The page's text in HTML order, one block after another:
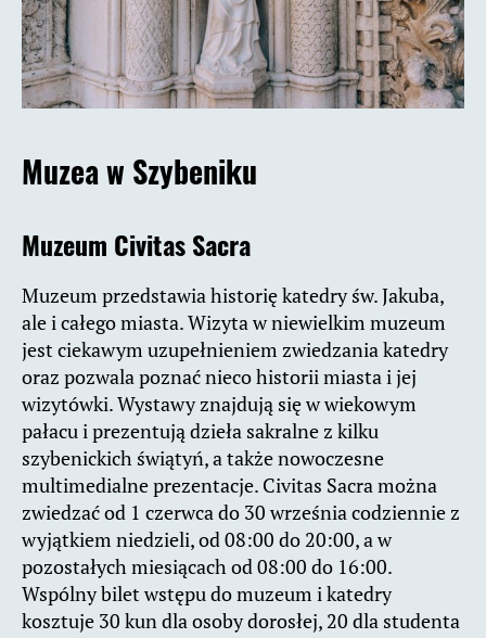
Muzea w Szybeniku
Muzeum Civitas Sacra
Muzeum przedstawia historię katedry św. Jakuba,
ale i całego miasta. Wizyta w niewielkim muzeum
jest ciekawym uzupełnieniem zwiedzania katedry
oraz pozwala poznać nieco historii miasta i jej
wizytówki. Wystawy znajdują się w wiekowym
pałacu i prezentują dzieła sakralne z kilku
szybenickich świątyń, a także nowoczesne
multimedialne prezentacje. Civitas Sacra można
zwiedzać od 1 czerwca do 30 września codziennie z
wyjątkiem niedzieli, od 08:00 do 20:00, a w
pozostałych miesiącach od 08:00 do 16:00.
Wspólny bilet wstępu do muzeum i katedry
kosztuje 30 kun dla osoby dorosłej, 20 dla studenta